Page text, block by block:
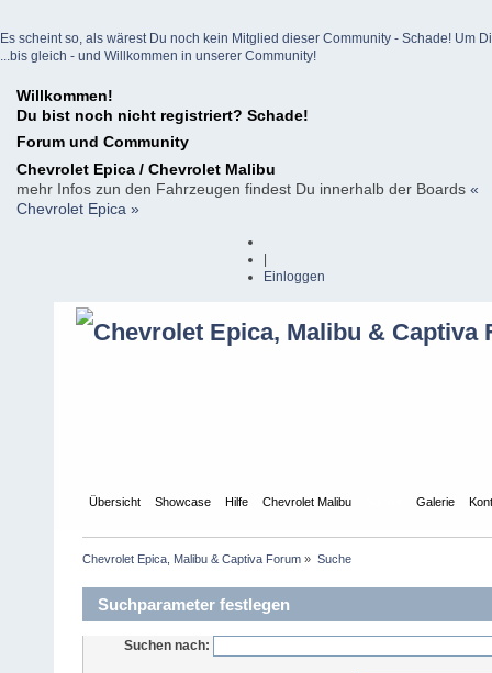
Es scheint so, als wärest Du noch kein Mitglied dieser Community - Schade! Um
...bis gleich - und Willkommen in unserer Community!
Willkommen!
Du bist noch nicht registriert? Schade!
Forum und Community
Chevrolet Epica / Chevrolet Malibu
mehr Infos zun den Fahrzeugen findest Du innerhalb der Boards «
Chevrolet Epica »
Einloggen
Übersicht Showcase Hilfe Chevrolet Malibu Galerie
Chevrolet Epica, Malibu & Captiva Forum » Suche
Suchparameter festlegen
Suchen nach: